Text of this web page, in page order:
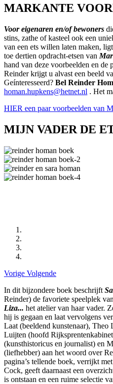
MARKANTE
Voor eigenaren en/of bewoners
stins, zathe of kasteel ook een
van een ets willen laten maken,
toe dertien opdracht-etsen van
hand van deze voorbeelden en de
Reinder krijgt u alvast een beeld
Geínteresseerd? Bel Reinder
homan.hupkens@hetnet.nl . Het
HIER een paar voorbeelden van
MIJN VADER DE
Vorige Volgende
In dit bijzondere boek beschrijft
Reinder) de favoriete speelplek
Liza... het atelier van haar vader.
hij is gegaan en laat vervolgens
Laat (beeldend kunstenaar), Theo
Luijten (hoofd
(kunsthistoricus en journalist) en
(liefhebber) aan het woord over
pagina’s tellende boek, verrijkt
Cock, geeft daarnaast een
is ontstaan en een ruime selectie